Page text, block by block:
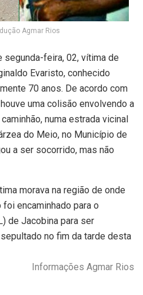
Agmar Rios
segunda-feira, 02, vítima de
Evaristo, conhecido
70 anos. De acordo com
uma colisão envolvendo a
numa estrada vicinal
do Meio, no Município de
a ser socorrido, mas não
morava na região de onde
encaminhado para o
de Jacobina para ser
no fim da tarde desta
Informações Agmar Rios